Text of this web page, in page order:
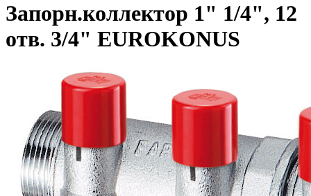
Запорн.коллектор 1" 1/4", 12
отв. 3/4" EUROKONUS